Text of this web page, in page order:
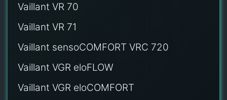
Vaillant VR 70
Vaillant VR 71
Vaillant sensoCOMFORT VRC 720
Vaillant VGR eloFLOW
Vaillant VGR eloCOMFORT